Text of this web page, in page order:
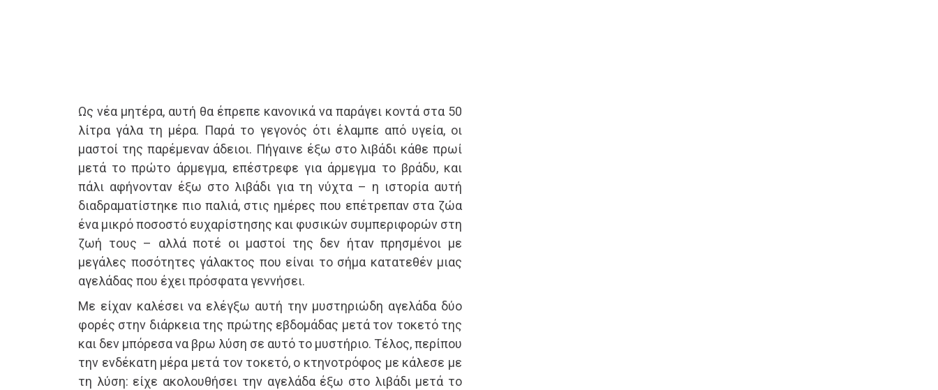
Ως νέα μητέρα, αυτή θα έπρεπε κανονικά να παράγει κοντά στα 50
λίτρα γάλα τη μέρα. Παρά το γεγονός ότι έλαμπε από υγεία, οι
μαστοί της παρέμεναν άδειοι. Πήγαινε έξω στο λιβάδι κάθε πρωί
μετά το πρώτο άρμεγμα, επέστρεφε για άρμεγμα το βράδυ, και
πάλι αφήνονταν έξω στο λιβάδι για τη νύχτα – η ιστορία αυτή
διαδραματίστηκε πιο παλιά, στις ημέρες που επέτρεπαν στα ζώα
ένα μικρό ποσοστό ευχαρίστησης και φυσικών συμπεριφορών στη
ζωή τους – αλλά ποτέ οι μαστοί της δεν ήταν πρησμένοι με
μεγάλες ποσότητες γάλακτος που είναι το σήμα κατατεθέν μιας
αγελάδας που έχει πρόσφατα γεννήσει.
Με είχαν καλέσει να ελέγξω αυτή την μυστηριώδη αγελάδα δύο
φορές στην διάρκεια της πρώτης εβδομάδας μετά τον τοκετό της
και δεν μπόρεσα να βρω λύση σε αυτό το μυστήριο. Τέλος, περίπου
την ενδέκατη μέρα μετά τον τοκετό, ο κτηνοτρόφος με κάλεσε με
τη λύση: είχε ακολουθήσει την αγελάδα έξω στο λιβάδι μετά το